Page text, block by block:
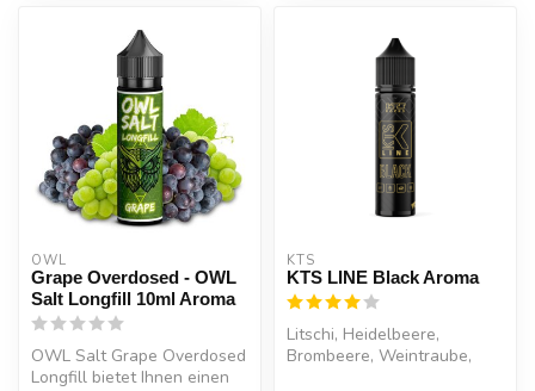
OWL
Grape Overdosed - OWL
Salt Longfill 10ml Aroma
OWL Salt Grape Overdosed
Longfill bietet Ihnen einen
KTS
KTS LINE Black Aroma
Litschi, Heidelbeere,
Brombeere, Weintraube,